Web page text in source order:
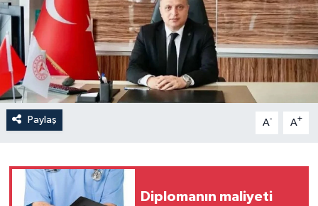
Paylaş A- A+
Diplomanın maliyeti